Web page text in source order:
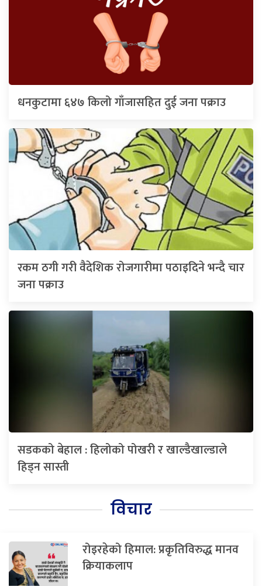
धनकुटामा ६४७ किलो गाँजासहित दुई जना पक्राउ
रकम ठगी गरी वैदेशिक रोजगारीमा पठाइदिने भन्दै चार
जना पक्राउ
सडकको बेहाल : हिलोको पोखरी र खाल्डैखाल्डाले
हिड्न सास्ती
विचार
रोइरहेको हिमाल: प्रकृतिविरुद्ध मानव
क्रियाकलाप